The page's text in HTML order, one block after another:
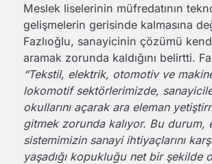
Meslek liselerinin müfredatının
gelişmelerin gerisinde kalmasına
Fazlıoğlu, sanayicinin çözümü
aramak zorunda kaldığını belirtti.
“Tekstil, elektrik, otomotiv ve
lokomotif sektörlerimizde,
okullarını açarak ara eleman
gitmek zorunda kalıyor. Bu durum,
sistemimizin sanayi ihtiyaçlarını
yaşadığı kopukluğu net bir şekilde